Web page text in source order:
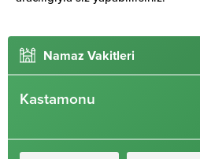
Namaz Vakitleri
Kastamonu